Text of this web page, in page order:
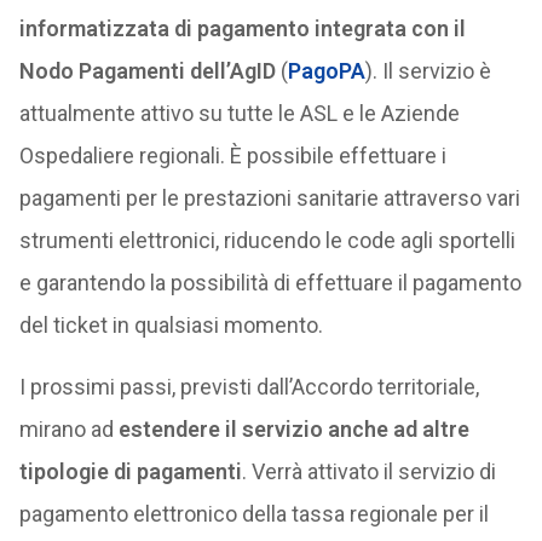
informatizzata di pagamento integrata con il
Nodo Pagamenti dell’AgID(PagoPA). Il servizio è
attualmente attivo su tutte le ASL e le Aziende
Ospedaliere regionali. È possibile effettuare i
pagamenti per le prestazioni sanitarie attraverso vari
strumenti elettronici, riducendo le code agli sportelli
e garantendo la possibilità di effettuare il pagamento
del ticket in qualsiasi momento.
I prossimi passi, previsti dall’Accordo territoriale,
mirano ad estendere il servizio anche ad altre
tipologie di pagamenti. Verrà attivato il servizio di
pagamento elettronico della tassa regionale per il